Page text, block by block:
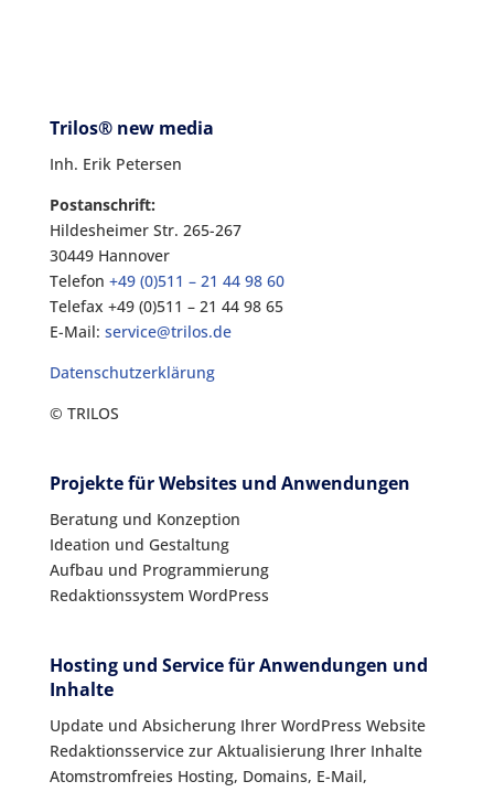
Trilos® new media
Inh. Erik Petersen
Postanschrift:
Hildesheimer Str. 265-267
30449 Hannover
Telefon +49 (0)511 – 21 44 98 60
Telefax +49 (0)511 – 21 44 98 65
E-Mail: service@trilos.de
Datenschutzerklärung
© TRILOS
Projekte für Websites und Anwendungen
Beratung und Konzeption
Ideation und Gestaltung
Aufbau und Programmierung
Redaktionssystem WordPress
Hosting und Service für Anwendungen und
Inhalte
Update und Absicherung Ihrer WordPress Website
Redaktionsservice zur Aktualisierung Ihrer Inhalte
Atomstromfreies Hosting, Domains, E-Mail,